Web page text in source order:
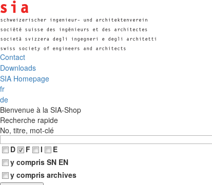
Contact
Downloads
SIA Homepage
fr
de
Bienvenue à la SIA-Shop
Recherche rapide
No, titre, mot-clé
D
F I
E
y compris SN EN
y compris archives